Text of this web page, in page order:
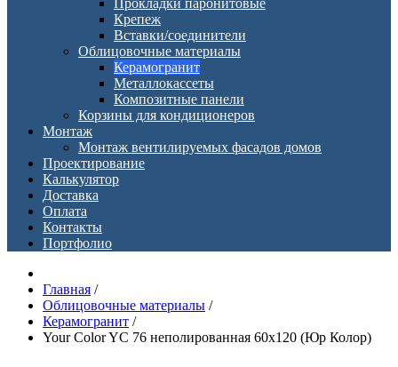
Прокладки паронитовые
Крепеж
Вставки/соединители
Облицовочные материалы
Керамогранит
Металлокассеты
Композитные панели
Корзины для кондиционеров
Монтаж
Монтаж вентилируемых фасадов домов
Проектирование
Калькулятор
Доставка
Оплата
Контакты
Портфолио
Главная /
Облицовочные материалы /
Керамогранит /
Your Color YC 76 неполированная 60х120 (Юр Колор)